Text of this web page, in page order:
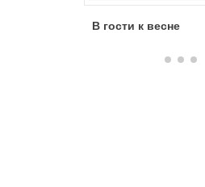
В гости к весне